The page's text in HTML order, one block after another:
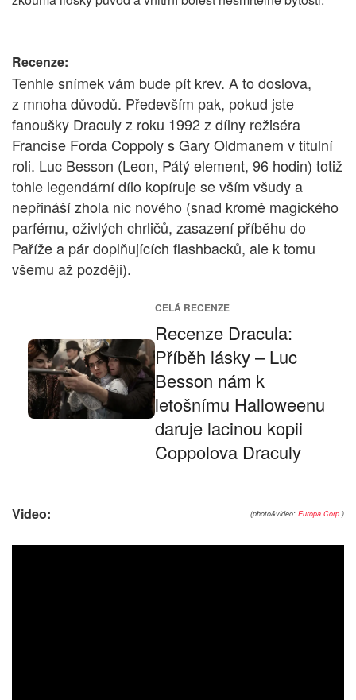
Recenze:
Tenhle snímek vám bude pít krev. A to doslova,
z mnoha důvodů. Především pak, pokud jste
fanoušky Draculy z roku 1992 z dílny režiséra
Francise Forda Coppoly s Gary Oldmanem v titulní
roli. Luc Besson (Leon, Pátý element, 96 hodin) totiž
tohle legendární dílo kopíruje se vším všudy a
nepřináší zhola nic nového (snad kromě magického
parfému, oživlých chrličů, zasazení příběhu do
Paříže a pár doplňujících flashbacků, ale k tomu
všemu až později).
CELÁ RECENZE
Recenze Dracula:
Příběh lásky – Luc
Besson nám k
letošnímu Halloweenu
daruje lacinou kopii
Coppolova Draculy
(photo&video: Europa Corp.)
Video: